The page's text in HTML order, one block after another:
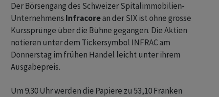
Der Börsengang des Schweizer Spitalimmobilien-
Unternehmens Infracorean der SIX ist ohne grosse
Kurssprünge über die Bühne gegangen. Die Aktien
notieren unter dem Tickersymbol INFRAC am
Donnerstag im frühen Handel leicht unter ihrem
Ausgabepreis.
Um 9.30 Uhr werden die Papiere zu 53,10 Franken